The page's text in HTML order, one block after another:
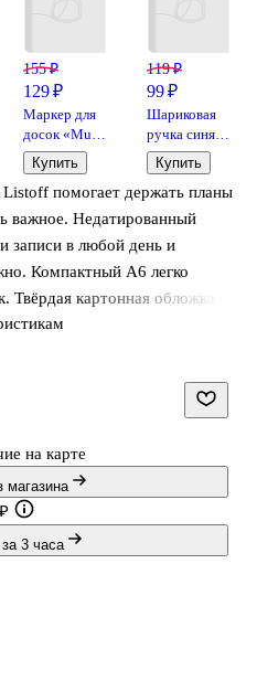
помогает держать планы
важное. Недатированный
записи в любой день и
Компактный А6 легко
картонная обложка с
золотой фольгой выглядит
155 ₽
129 ₽
Маркер для
досок «Multi
Board
Comfort»
чёрный 3 мм,
пулевидный,
Купить
119 ₽
99 ₽
Шариковая
ручка синяя
автоматическая,
Monocolor,
GoodMark, в
ассортименте
Купить
на карте
магазина
3 часа